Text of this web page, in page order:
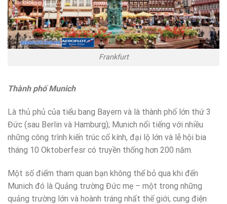
Frankfurt
Thành phố Munich
Là thủ phủ của tiểu bang Bayern và là thành phố lớn thứ 3
Đức (sau Berlin và Hamburg); Munich nổi tiếng với nhiều
những công trình kiến trúc cổ kính, đại lộ lớn và lễ hội bia
tháng 10 Oktoberfesr có truyền thống hơn 200 năm.
Một số điểm tham quan bạn không thể bỏ qua khi đến
Munich đó là Quảng trường Đức mẹ – một trong những
quảng trường lớn và hoành tráng nhất thế giới, cung điện